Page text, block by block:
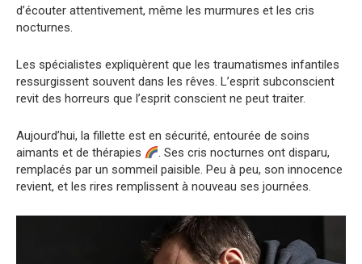
d’écouter attentivement, même les murmures et les cris
nocturnes.
Les spécialistes expliquèrent que les traumatismes infantiles
ressurgissent souvent dans les rêves. L’esprit subconscient
revit des horreurs que l’esprit conscient ne peut traiter.
Aujourd’hui, la fillette est en sécurité, entourée de soins
aimants et de thérapies
. Ses cris nocturnes ont disparu,
remplacés par un sommeil paisible. Peu à peu, son innocence
revient, et les rires remplissent à nouveau ses journées.